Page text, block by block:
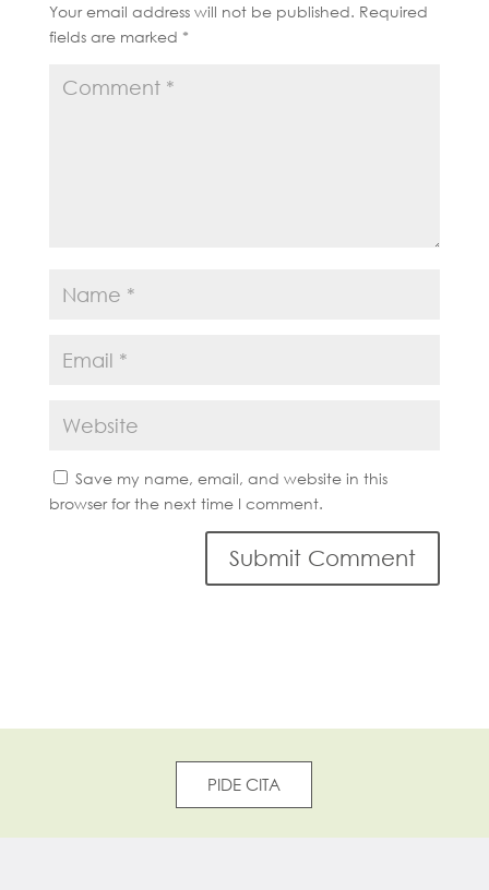
Your email address will not be published. Required
fields are marked *
Save my name, email, and website in this
browser for the next time I comment.
PIDE CITA